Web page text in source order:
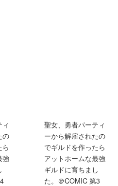
の
強
聖女、勇者パーティ
ーから解雇されたの
でギルドを作ったら
アットホームな最強
ギルドに育ちまし
た。＠COMIC 第3